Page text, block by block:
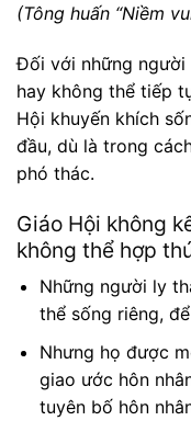
(Tông huấn “Niềm
Đối với những người
hay không thể tiếp
Hội khuyến khích
đầu, dù là trong
phó thác.
Giáo Hội không
không thể hợp
Những người ly
thể sống riêng,
Nhưng họ được
giao ước hôn
tuyên bố hôn